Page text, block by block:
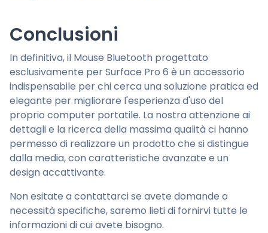
Conclusioni
In definitiva, il Mouse Bluetooth progettato
esclusivamente per Surface Pro 6 è un accessorio
indispensabile per chi cerca una soluzione pratica ed
elegante per migliorare l'esperienza d'uso del
proprio computer portatile. La nostra attenzione ai
dettagli e la ricerca della massima qualità ci hanno
permesso di realizzare un prodotto che si distingue
dalla media, con caratteristiche avanzate e un
design accattivante.
Non esitate a contattarci se avete domande o
necessità specifiche, saremo lieti di fornirvi tutte le
informazioni di cui avete bisogno.